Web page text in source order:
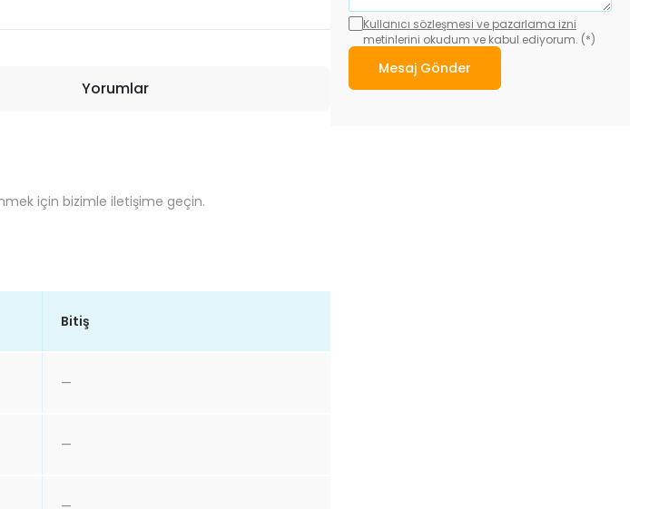
Yorumlar
için bizimle iletişime geçin.
Bitiş
—
—
Kullanıcı sözleşmesi ve pazarlama izni
metinlerini okudum ve kabul ediyorum. (*)
Mesaj Gönder